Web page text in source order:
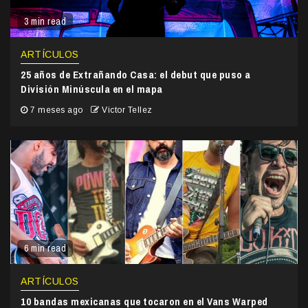
3 min read
ARTÍCULOS
25 años de Extrañando Casa: el debut que puso a
División Minúscula en el mapa
7 meses ago Victor Tellez
6 min read
ARTÍCULOS
10 bandas mexicanas que tocaron en el Vans Warped